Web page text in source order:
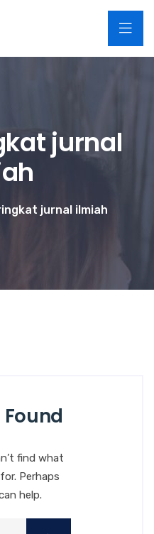
jurnal
jurnal ilmiah
find what
Perhaps
help.